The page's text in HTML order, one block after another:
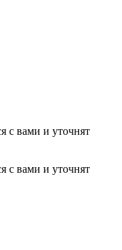
с вами и уточнят
с вами и уточнят